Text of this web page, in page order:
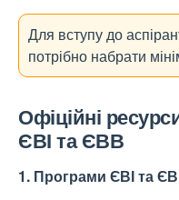
Для вступу до
потрібно набрати
Офіційні
ЄВІ та ЄВВ
1. Програми ЄВІ та